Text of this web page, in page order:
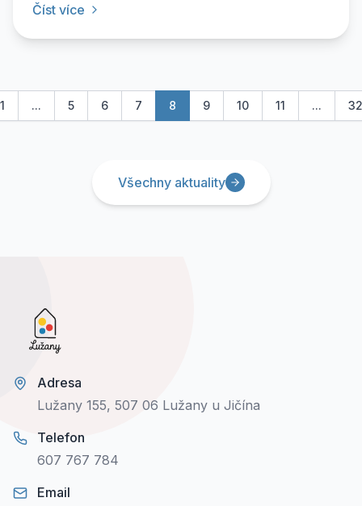
Číst více
1 ... 5 6 7 8 9 10 11 ... 32
Všechny aktuality
Adresa
Lužany 155, 507 06 Lužany u Jičína
Telefon
607 767 784
Email